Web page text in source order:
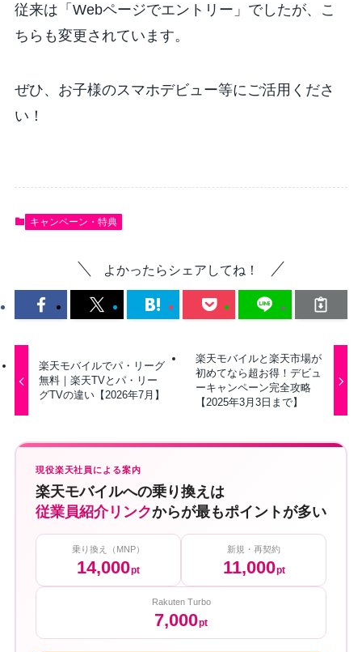
従来は「Webページでエントリー」でしたが、こ
ちらも変更されています。
ぜひ、お子様のスマホデビュー等にご活用くださ
い！
キャンペーン・特典
よかったらシェアしてね！
楽天モバイルでパ・リーグ
無料｜楽天TVとパ・リー
グTVの違い【2026年7月】
楽天モバイルと楽天市場が
初めてなら超お得！デビュ
ーキャンペーン完全攻略
【2025年3月3日まで】
現役楽天社員による案内
楽天モバイルへの乗り換えは
従業員紹介リンクからが最もポイントが多い
乗り換え（MNP）
14,000pt
新規・再契約
11,000pt
Rakuten Turbo
7,000pt